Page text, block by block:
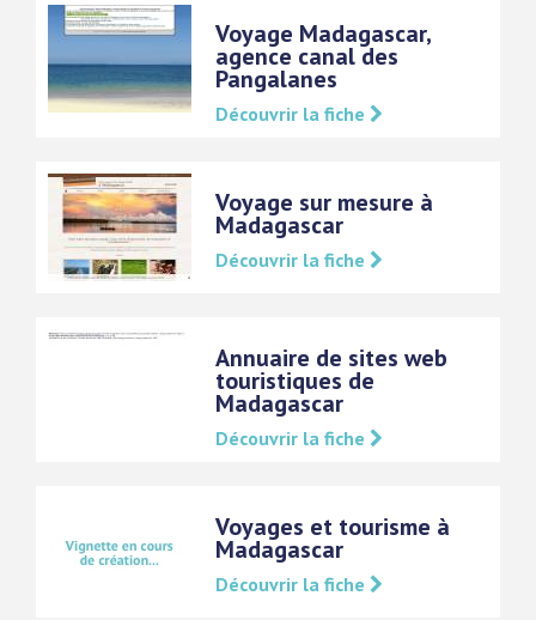
Voyage Madagascar,
agence canal des
Pangalanes
Découvrir la fiche
Voyage sur mesure à
Madagascar
Découvrir la fiche
Annuaire de sites web
touristiques de
Madagascar
Découvrir la fiche
Voyages et tourisme à
Madagascar
Découvrir la fiche